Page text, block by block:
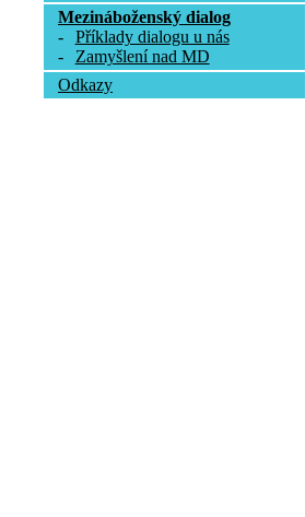
Mezináboženský dialog
-
Příklady dialogu u nás
-
Zamyšlení nad MD
Odkazy